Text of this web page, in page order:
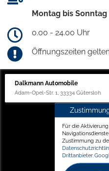
Montag bis Sonntag
0.00 - 24.00 Uhr
Öffnungszeiten
Dalkmann Automobile
Adam-Opel-Str. 1, 33334 Gütersloh
Für die
Zustimmung zu
Drittanbieter